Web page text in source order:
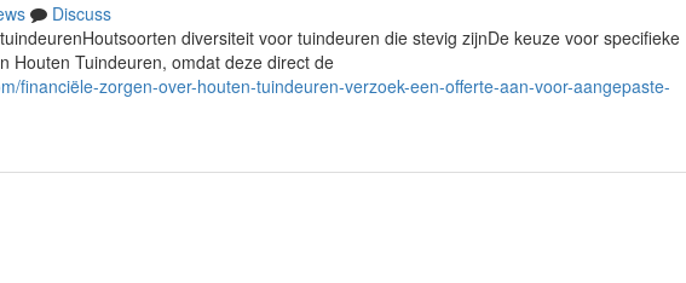
Discuss
diversiteit voor tuindeuren die stevig zijnDe keuze voor specifieke
Houten Tuindeuren, omdat deze direct de
financiële-zorgen-over-houten-tuindeuren-verzoek-een-offerte-aan-voor-aangepaste-